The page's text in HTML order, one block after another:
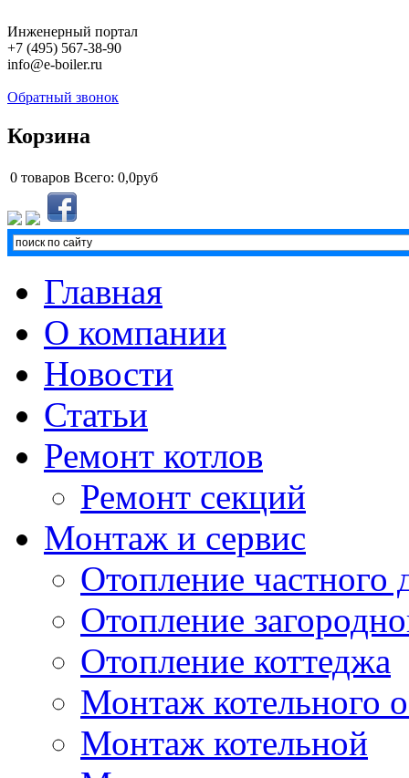
Инженерный портал
+7 (495) 567-38-90
info@e-boiler.ru
Обратный звонок
Корзина
0 товаров Всего: 0,0руб
Главная
О компании
Новости
Статьи
Ремонт котлов
Ремонт секций
Монтаж и сервис
Отопление частного
Отопление
Отопление коттеджа
Монтаж котельного
Монтаж котельной